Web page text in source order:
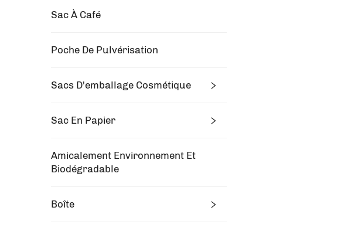
Sac À Café
Poche De Pulvérisation
Sacs D'emballage Cosmétique
Sac En Papier
Amicalement Environnement Et
Biodégradable
Boîte